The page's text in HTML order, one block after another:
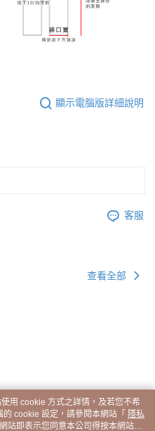
顯示電腦版詳細說明
客服
查看全部
用 cookie 方式之詳情，及若您不希
cookie 設定，請參閱本網站「 隱私
站即表示您同意本公司得按本網站使